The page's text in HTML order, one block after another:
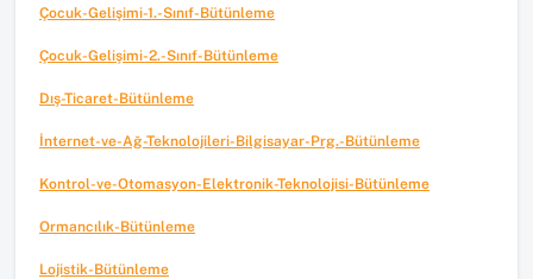
Çocuk-Gelişimi-1.-Sınıf-Bütünleme
Çocuk-Gelişimi-2.-Sınıf-Bütünleme
Dış-Ticaret-Bütünleme
İnternet-ve-Ağ-Teknolojileri-Bilgisayar-Prg.-Bütünleme
Kontrol-ve-Otomasyon-Elektronik-Teknolojisi-Bütünleme
Ormancılık-Bütünleme
Lojistik-Bütünleme